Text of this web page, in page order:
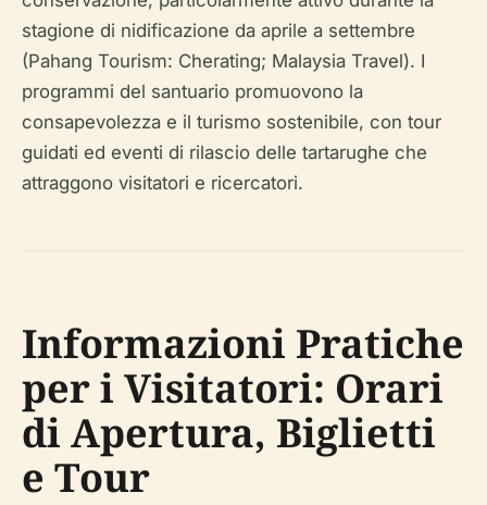
stagione di nidificazione da aprile a settembre
(Pahang Tourism: Cherating; Malaysia Travel). I
programmi del santuario promuovono la
consapevolezza e il turismo sostenibile, con tour
guidati ed eventi di rilascio delle tartarughe che
attraggono visitatori e ricercatori.
Informazioni Pratiche
per i Visitatori: Orari
di Apertura, Biglietti
e Tour